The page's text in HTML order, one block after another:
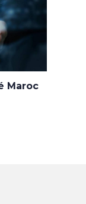
Maroc